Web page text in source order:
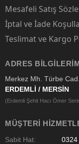
Mesafeli Satış
İptal ve İade
Teslimat ve Kargo
ADRES
Merkez Mh. Türbe
ERDEMLİ / MERSİN
(Erdemli Şehit Hacı Ömer
MÜŞTERI
Sabit Hat: 0324